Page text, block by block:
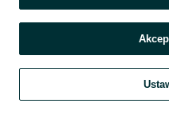
Szukaj Obserwujesz